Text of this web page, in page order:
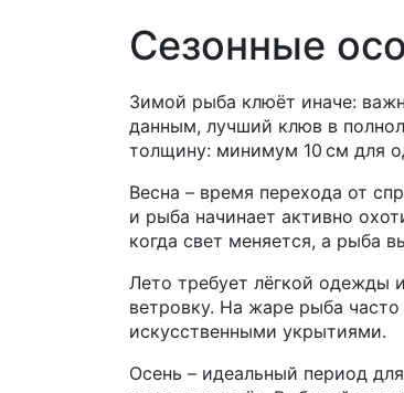
Сезонные
Зимой рыба клюёт иначе:
данным, лучший клюв в
толщину: минимум 10 см для
Весна – время перехода от
и рыба начинает активно
когда свет меняется, а рыба
Лето требует лёгкой одежды
ветровку. На жаре рыба
искусственными укрытиями.
Осень – идеальный период